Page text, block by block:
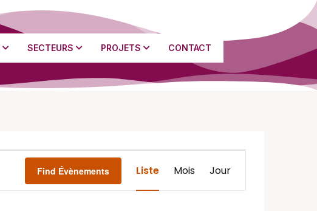
SECTEURS PROJETS CONTACT
Find Évènements
de
vues
Liste Mois Jour